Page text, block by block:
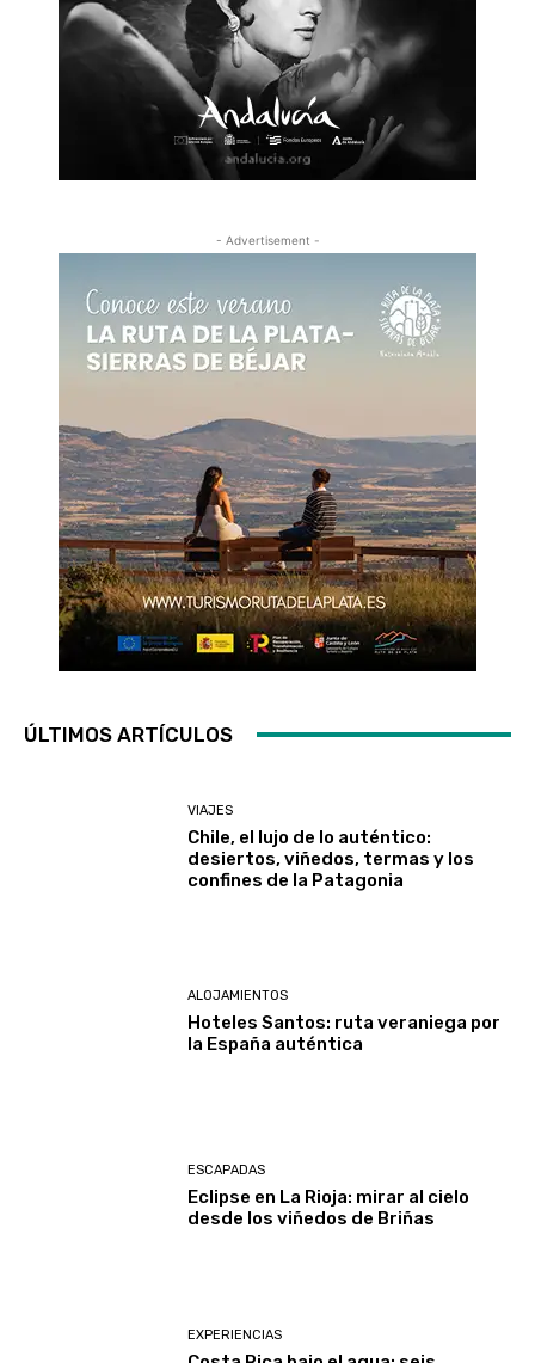
- Advertisement -
ÚLTIMOS ARTÍCULOS
VIAJES
Chile, el lujo de lo auténtico:
desiertos, viñedos, termas y los
confines de la Patagonia
ALOJAMIENTOS
Hoteles Santos: ruta veraniega por
la España auténtica
ESCAPADAS
Eclipse en La Rioja: mirar al cielo
desde los viñedos de Briñas
EXPERIENCIAS